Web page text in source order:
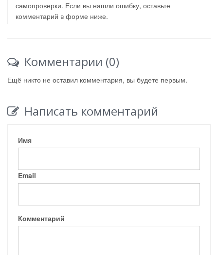
самопроверки. Если вы нашли ошибку, оставьте
комментарий в форме ниже.
Комментарии (0)
Ещё никто не оставил комментария, вы будете первым.
Написать комментарий
Имя
Email
Комментарий